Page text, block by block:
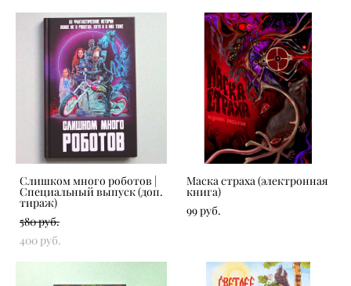
Слишком много роботов |
Специальный выпуск (доп.
тираж)
580 pуб.
400 pуб.
Маска страха (электронная
книга)
99 pуб.